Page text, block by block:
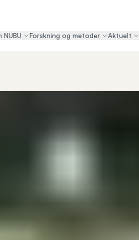
NUBU Forskning og metoder Aktuelt